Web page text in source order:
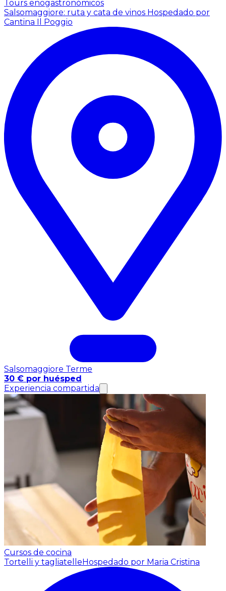
Tours enogastronómicos
Salsomaggiore: ruta y cata de vinos Hospedado por
Cantina Il Poggio
Salsomaggiore Terme
30 € por huésped
Experiencia compartida
Cursos de cocina
Tortelli y tagliatelleHospedado por Maria Cristina